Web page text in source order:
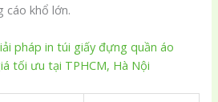
cáo khổ lớn.
pháp in túi giấy đựng quần áo
tối ưu tại TPHCM, Hà Nội